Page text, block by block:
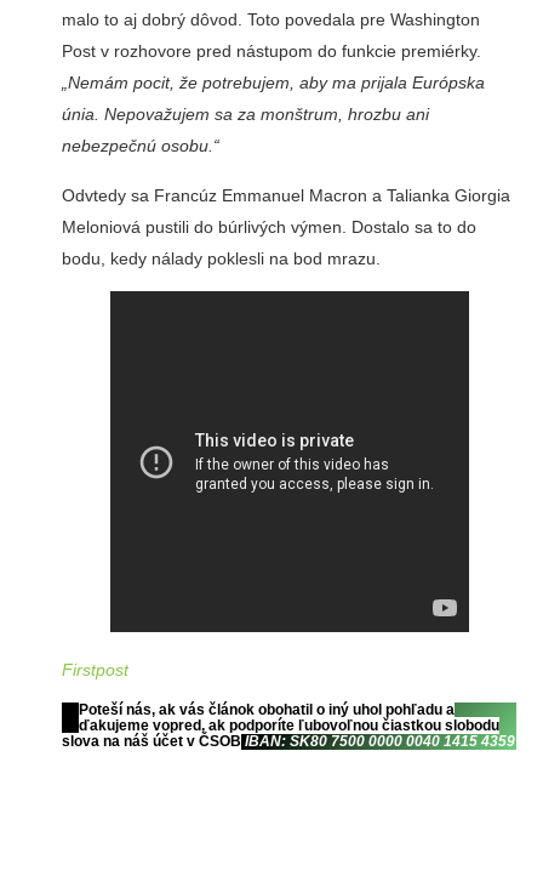
malo to aj dobrý dôvod. Toto povedala pre Washington
Post v rozhovore pred nástupom do funkcie premiérky.
„Nemám pocit, že potrebujem, aby ma prijala Európska
únia. Nepovažujem sa za monštrum, hrozbu ani
nebezpečnú osobu.“
Odvtedy sa Francúz Emmanuel Macron a Talianka Giorgia
Meloniová pustili do búrlivých výmen. Dostalo sa to do
bodu, kedy nálady poklesli na bod mrazu.
Firstpost
Poteší nás, ak vás článok obohatil o iný uhol pohľadu a
ďakujeme vopred, ak podporíte ľubovoľnou čiastkou slobodu
slova na náš účet v ČSOB IBAN: SK80 7500 0000 0040 1415 4359